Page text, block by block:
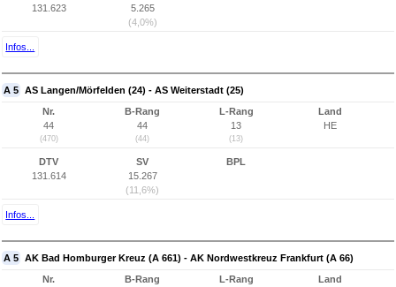
131.623
5.265
(4,0%)
Infos...
A 5 AS Langen/Mörfelden (24) - AS Weiterstadt (25)
Nr.
44
(470)
B-Rang
44
(44)
L-Rang
13
(13)
Land
HE
DTV
131.614
SV
15.267
(11,6%)
BPL
Infos...
A 5 AK Bad Homburger Kreuz (A 661) - AK Nordwestkreuz Frankfurt (A 66)
Nr.
B-Rang
L-Rang
Land